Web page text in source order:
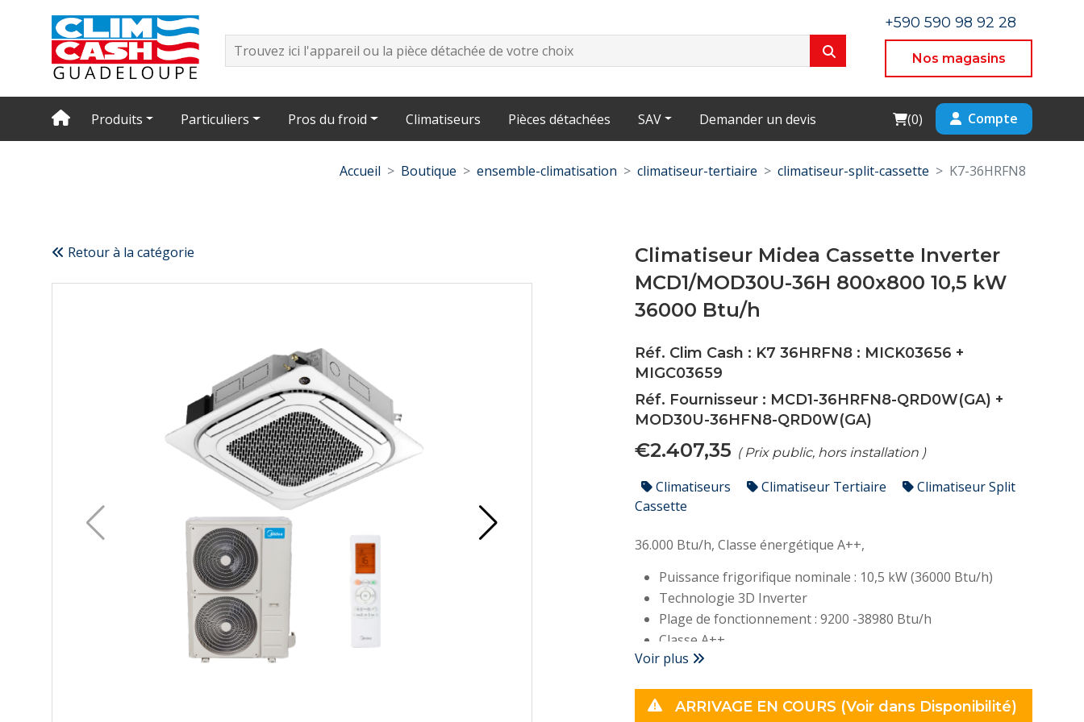
+590 590 98 92 28
Nos magasins
Produits Particuliers Pros du froid Climatiseurs Pièces détachées SAV Demander un devis Cart
(0) Compte
Accueil Boutique ensemble-climatisation climatiseur-tertiaire climatiseur-split-cassette K7-36HRFN8
Retour à la catégorie
Climatiseur Midea Cassette Inverter
MCD1/MOD30U-36H 800x800 10,5 kW
36000 Btu/h
Réf. Clim Cash : K7 36HRFN8 : MICK03656 +
MIGC03659
Réf. Fournisseur : MCD1-36HRFN8-QRD0W(GA) +
MOD30U-36HFN8-QRD0W(GA)
€2.407,35 ( Prix public, hors installation )
Climatiseurs Climatiseur Tertiaire
Climatiseur Split
Cassette
36.000 Btu/h, Classe énergétique A++,
Puissance frigorifique nominale : 10,5 kW (36000 Btu/h)
Technologie 3D Inverter
Plage de fonctionnement : 9200 -38980 Btu/h
Classe A++
SEER : 6,70
Niveau sonore (unité interne/externe) : 46/63dB(A)
Voir plus
ARRIVAGE EN COURS (Voir dans Disponibilité)